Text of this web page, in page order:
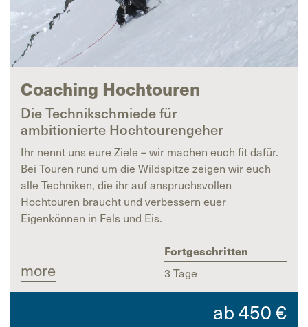
Coaching Hochtouren
Die Technikschmiede für
ambitionierte Hochtourengeher
Ihr nennt uns eure Ziele – wir machen euch fit dafür.
Bei Touren rund um die Wildspitze zeigen wir euch
alle Techniken, die ihr auf anspruchsvollen
Hochtouren braucht und verbessern euer
Eigenkönnen in Fels und Eis.
more
Fortgeschritten
3 Tage
ab450€